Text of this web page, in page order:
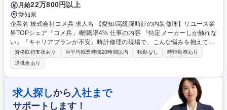
月給22万800円以上
愛知県
企業名 株式会社コメ兵 求人名 【愛知/高級腕時計の内装修理】リユース業
界TOPシェア「コメ兵」/離職率4% 仕事の内容 『特定メーカーしか触れな
い』『キャリアプランが不安』時計修理の現場で、こんな悩みを抱えてい
ませんか？当社ならロレックス、オーデマ・ピゲ、パテックフィリップ
等、様々な時計に触れてスキルを磨けます！ ・熟練度に合わせた修理業務
・店舗で買取した時計の修理 経験豊富な方にはロレックスやAP、パテッ
ク、ETAなどのオーバーホールをお任せします。リユースNO.１企業の強
みをいかした買取力により複雑機構も多く入荷する環境です。将来的には
熟練度にあわせてチャレンジしていただけます。経験が浅い方には外装修
理や電池交換、見積もりからスタートしていただいてステップアップして
資格取得支援あり 月平均残業時間20時間以内 転勤なし
時短勤務あり
退職金あり
求人探しから 入社まで
サポートします！